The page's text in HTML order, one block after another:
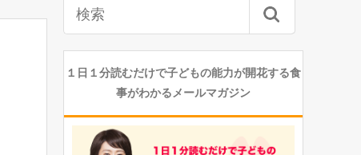
１日１分読むだけで子どもの能力が開花する食
事がわかるメールマガジン